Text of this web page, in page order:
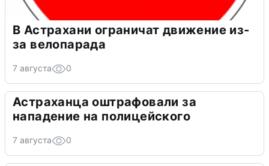
В Астрахани ограничат движение из-
за велопарада
7 августа 0
Астраханца оштрафовали за
нападение на полицейского
7 августа 0